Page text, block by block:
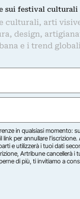
sui festival culturali
culturali, arti
design,
e i trend
in qualsiasi momento:
link per annullare
e utilizzerà i tuoi dati
Artribune cancellerà i
di più, ti invitiamo a